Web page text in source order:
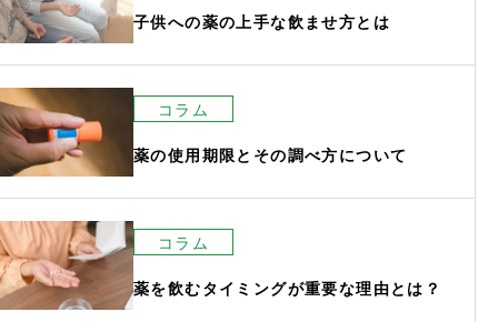
子供への薬の上手な飲ませ方とは
コラム
薬の使用期限とその調べ方について
コラム
薬を飲むタイミングが重要な理由とは？